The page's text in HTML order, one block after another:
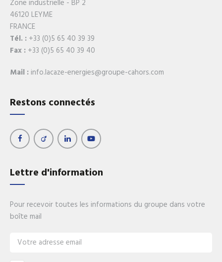
Zone industrielle - BP 2
46120 LEYME
FRANCE
Tél. :+33 (0)5 65 40 39 39
Fax :+33 (0)5 65 40 39 40
Mail : info.lacaze-energies@groupe-cahors.com
Restons connectés
Lettre d'information
Pour recevoir toutes les informations du groupe dans votre
boîte mail